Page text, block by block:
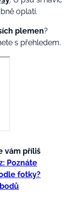
oplatí.
plemen?
s přehledem.
vám příliš
Poznáte
fotky?